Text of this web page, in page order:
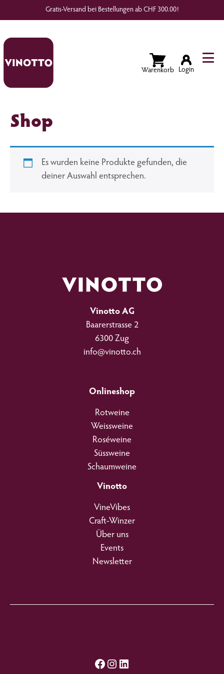
Gratis-Versand bei Bestellungen ab CHF 300.00!
Wunschliste Login
Shop
Es wurden keine Produkte gefunden, die
deiner Auswahl entsprechen.
Vinotto AG
Baarerstrasse 2
6300 Zug
info@vinotto.ch
Onlineshop
Rotweine
Weissweine
Roséweine
Süssweine
Schaumweine
Vinotto
VineVibes
Craft-Winzer
Über uns
Events
Newsletter
Facebook
Instagram
LinkedIn